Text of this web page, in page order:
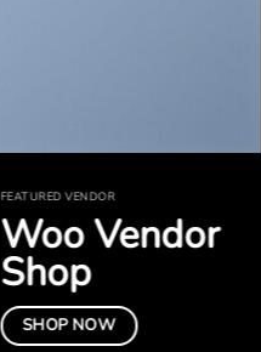
FEATURED VENDOR
Woo Vendor
Shop
SHOP NOW